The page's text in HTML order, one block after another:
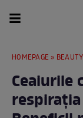
HOMEPAGE »
Ceaiurile